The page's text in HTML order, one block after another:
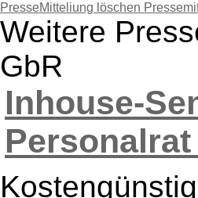
PresseMitteliung löschen
Weitere
GbR
Inhouse-